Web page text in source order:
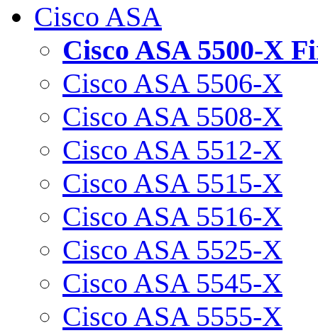
Cisco ASA
Cisco ASA 5500-X
Cisco ASA 5506-X
Cisco ASA 5508-X
Cisco ASA 5512-X
Cisco ASA 5515-X
Cisco ASA 5516-X
Cisco ASA 5525-X
Cisco ASA 5545-X
Cisco ASA 5555-X